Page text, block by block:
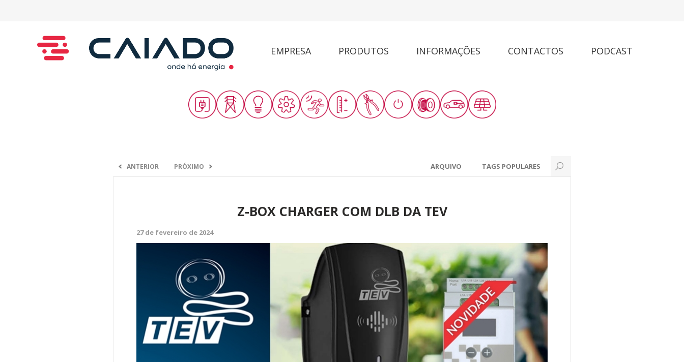
EMPRESA PRODUTOS INFORMAÇÕES CONTACTOS PODCAST
ANTERIOR PRÓXIMO
Z-BOX CHARGER COM DLB DA TEV
27 de fevereiro de 2024
ARQUIVO TAGS POPULARES